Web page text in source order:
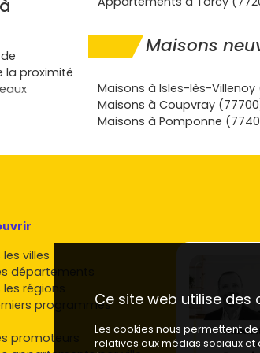
la proximité
grandes
pour
auPTZ
de2 à 3
Maisons
Maisons à Isles-lès-
Maisons à Coupvray
Maisons à Pomponne
villes
départements
régions
programmes
promoteurs
Ce site web utilise des
Les cookies nous permettent
relatives aux médias sociaux